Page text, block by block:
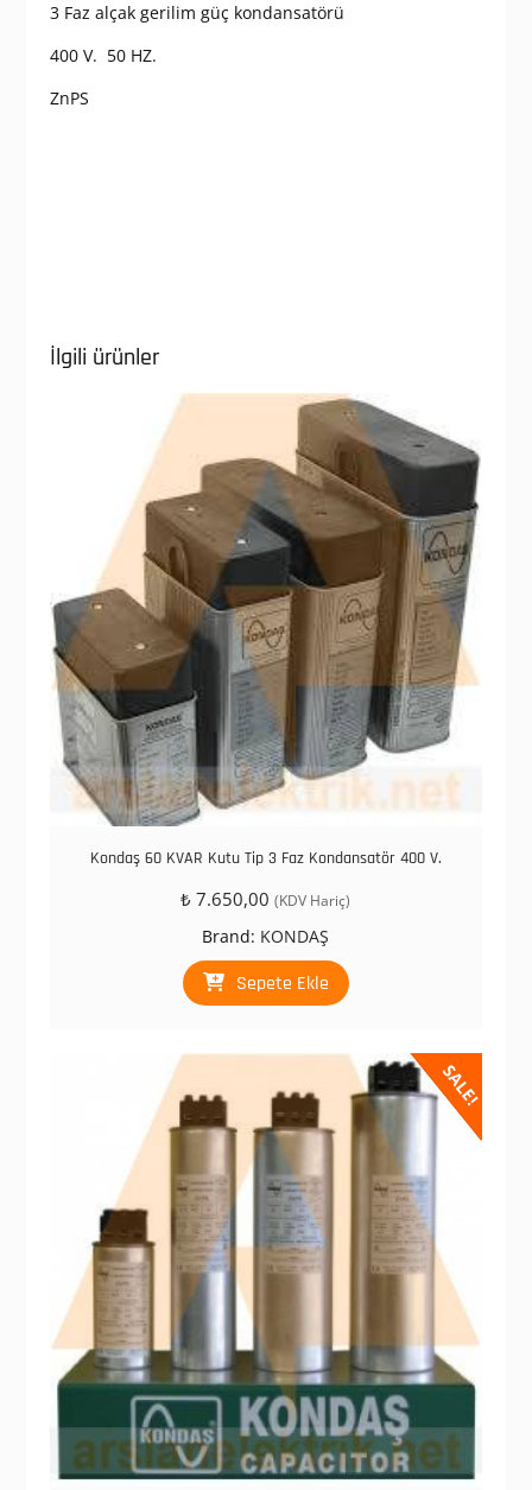
3 Faz alçak gerilim güç kondansatörü
400 V. 50 HZ.
ZnPS
İlgili ürünler
Kondaş 60 KVAR Kutu Tip 3 Faz Kondansatör 400 V.
₺ 7.650,00 (KDV Hariç)
Brand: KONDAŞ
Sepete Ekle
SALE!